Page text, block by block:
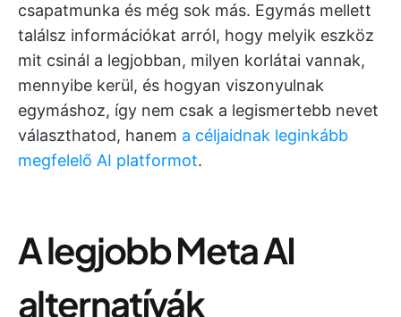
csapatmunka és még sok más. Egymás mellett
találsz információkat arról, hogy melyik eszköz
mit csinál a legjobban, milyen korlátai vannak,
mennyibe kerül, és hogyan viszonyulnak
egymáshoz, így nem csak a legismertebb nevet
választhatod, hanem a céljaidnak leginkább
megfelelő AI platformot.
A legjobb Meta AI
alternatívák